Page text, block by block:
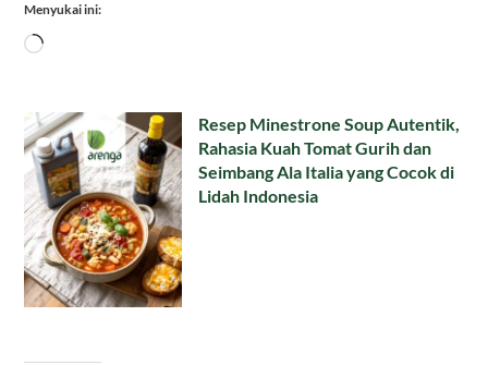
Menyukai ini:
Memuat...
Resep Minestrone Soup Autentik,
Rahasia Kuah Tomat Gurih dan
Seimbang Ala Italia yang Cocok di
Lidah Indonesia